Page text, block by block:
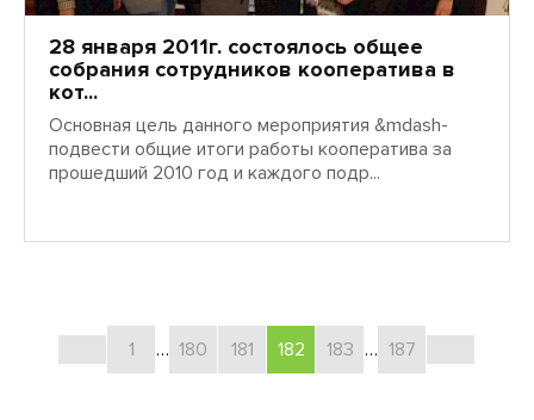
28 января 2011г. состоялось общее
собрания сотрудников кооператива в
кот...
Основная цель данного мероприятия &mdash-
подвести общие итоги работы кооператива за
прошедший 2010 год и каждого подр...
1 … 180 181 182 183 … 187